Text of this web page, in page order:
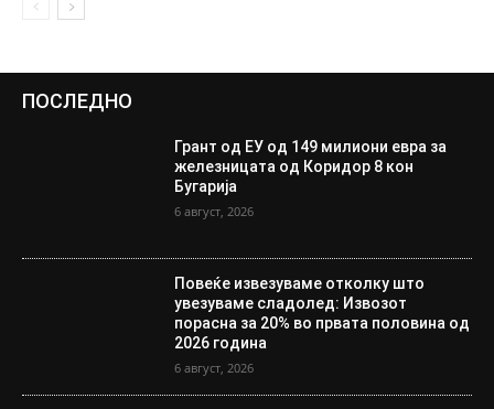
ПОСЛЕДНО
Грант од ЕУ од 149 милиони евра за
железницата од Коридор 8 кон
Бугарија
6 август, 2026
Повеќе извезуваме отколку што
увезуваме сладолед: Извозот
порасна за 20% во првата половина од
2026 година
6 август, 2026